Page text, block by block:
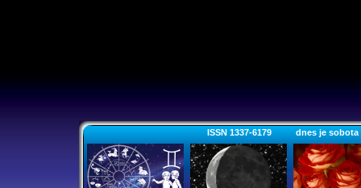
ISSN 1337-6179 dnes je sobota